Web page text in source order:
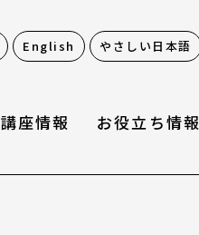
English やさしい日本語
講座情報 お役立ち情報